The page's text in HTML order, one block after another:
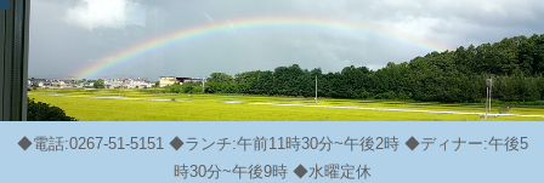
◆電話:0267-51-5151 ◆ランチ:午前11時30分~午後2時 ◆ディナー:午後5
時30分~午後9時 ◆水曜定休